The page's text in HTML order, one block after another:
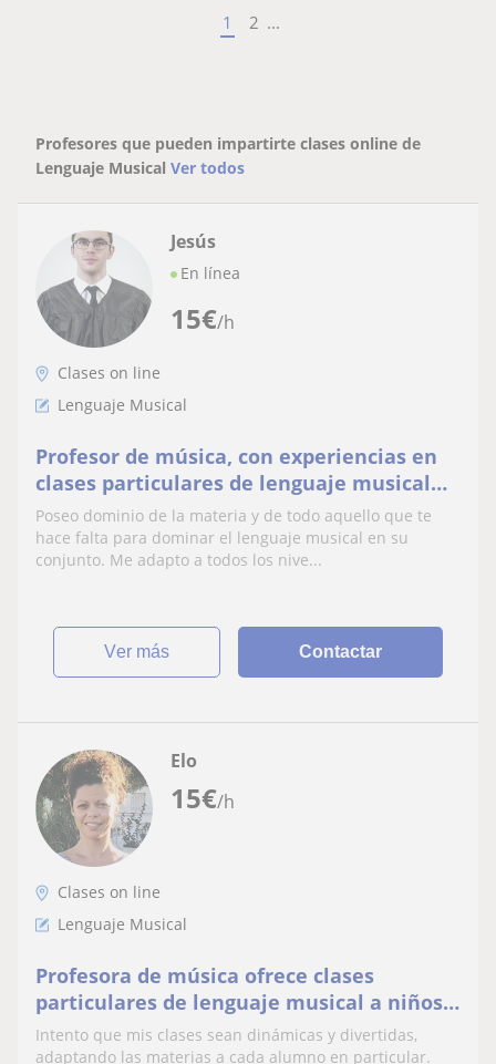
1 2 ...
Profesores que pueden impartirte clases online de
Lenguaje Musical Ver todos
15€/h
Jesús
En línea
Clases on line
Lenguaje Musical
Profesor de música, con experiencias en
clases particulares de lenguaje musical
para todas las edades y niveles.
Poseo dominio de la materia y de todo aquello que te
hace falta para dominar el lenguaje musical en su
conjunto. Me adapto a todos los nive...
ver más Contactar
15€/h
Elo
Clases on line
Lenguaje Musical
Profesora de música ofrece clases
particulares de lenguaje musical a niños y
adultos
Intento que mis clases sean dinámicas y divertidas,
adaptando las materias a cada alumno en particular.